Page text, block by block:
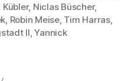
Kübler, Niclas Büscher,
, Robin Meise, Tim Harras,
II,Yannick